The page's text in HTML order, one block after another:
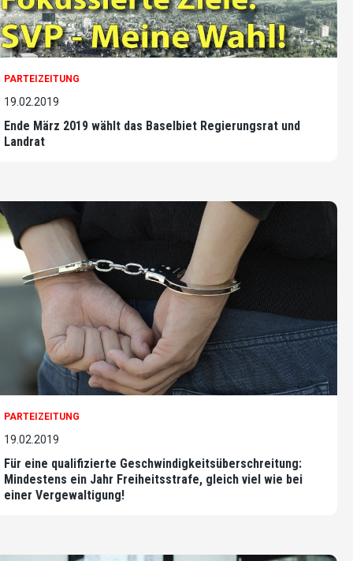
PARTEIZEITUNG
19.02.2019
Ende März 2019 wählt das Baselbiet Regierungsrat und
Landrat
PARTEIZEITUNG
19.02.2019
Für eine qualifizierte Geschwindigkeitsüberschreitung:
Mindestens ein Jahr Freiheitsstrafe, gleich viel wie bei
einer Vergewaltigung!